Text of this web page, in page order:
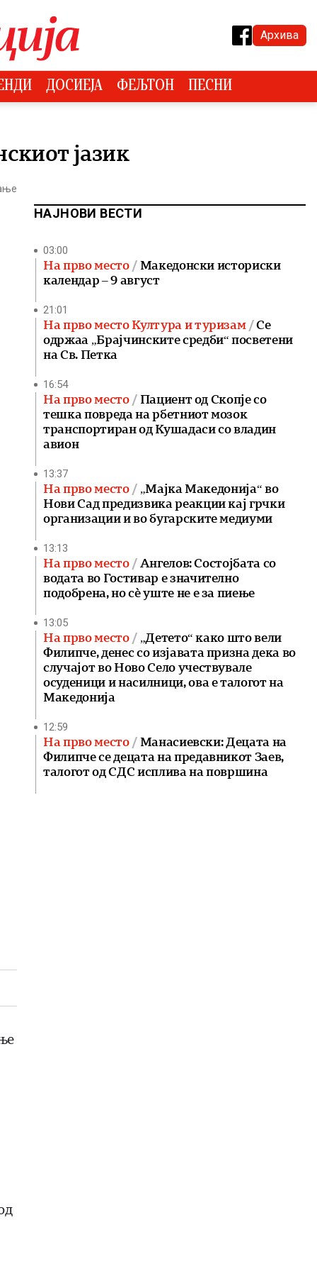
Архива
ДОСИЕЈА ФЕЉТОН ПЕСНИ
јазик
НАЈНОВИ ВЕСТИ
03:00
На прво место
Македонски историски
календар – 9 август
21:01
На прво место Култура и туризам
Се
одржаа „Брајчинските средби“ посветени
на Св. Петка
16:54
На прво место
Пациент од Скопје со
тешка повреда на рбетниот мозок
транспортиран од Кушадаси со владин
авион
13:37
На прво место
„Мајка Македонија“ во
Нови Сад предизвика реакции кај грчки
организации и во бугарските медиуми
13:13
На прво место
Ангелов: Состојбата со
водата во Гостивар е значително
подобрена, но сè уште не е за пиење
13:05
На прво место
„Детето“ како што вели
Филипче, денес со изјавата призна дека во
случајот во Ново Село учествувале
осуденици и насилници, ова е талогот на
Македонија
12:59
На прво место
Манасиевски: Децата на
Филипче се децата на предавникот Заев,
талогот од СДС исплива на површина